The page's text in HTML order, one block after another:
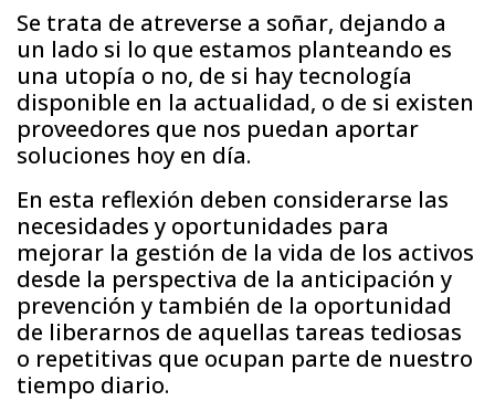
Se trata de atreverse a soñar, dejando a
un lado si lo que estamos planteando es
una utopía o no, de si hay tecnología
disponible en la actualidad, o de si existen
proveedores que nos puedan aportar
soluciones hoy en día.
En esta reflexión deben considerarse las
necesidades y oportunidades para
mejorar la gestión de la vida de los activos
desde la perspectiva de la anticipación y
prevención y también de la oportunidad
de liberarnos de aquellas tareas tediosas
o repetitivas que ocupan parte de nuestro
tiempo diario.